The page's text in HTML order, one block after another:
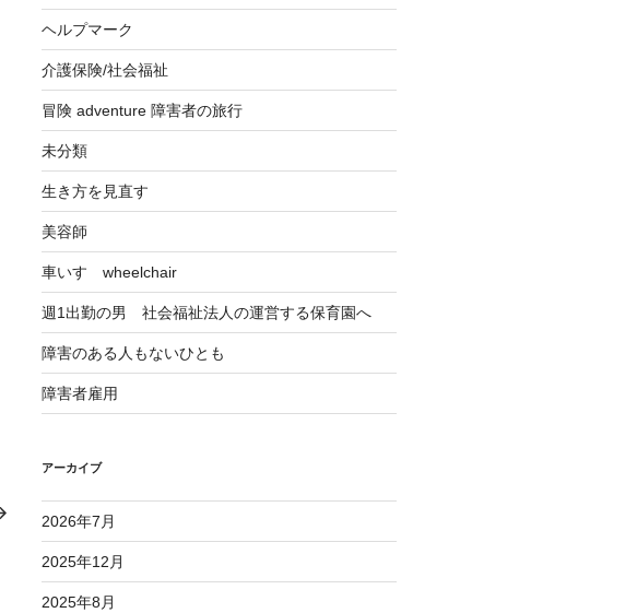
ヘルプマーク
介護保険/社会福祉
冒険 adventure 障害者の旅行
未分類
生き方を見直す
美容師
車いす wheelchair
週1出勤の男 社会福祉法人の運営する保育園へ
障害のある人もないひとも
障害者雇用
アーカイブ
2026年7月
2025年12月
2025年8月